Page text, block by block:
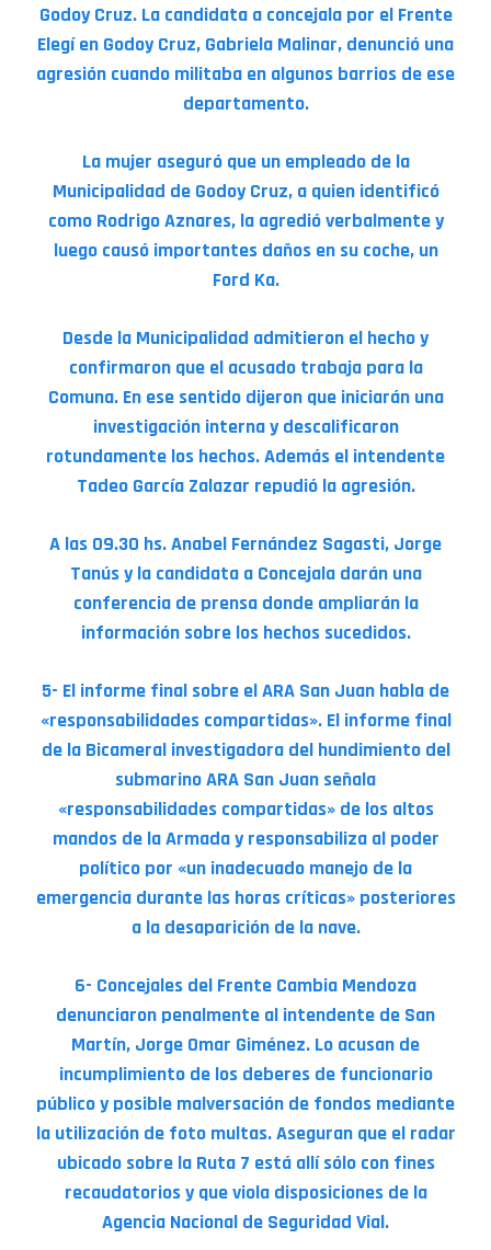
Godoy Cruz. La candidata a concejala por el Frente
Elegí en Godoy Cruz, Gabriela Malinar, denunció una
agresión cuando militaba en algunos barrios de ese
departamento.
La mujer aseguró que un empleado de la
Municipalidad de Godoy Cruz, a quien identificó
como Rodrigo Aznares, la agredió verbalmente y
luego causó importantes daños en su coche, un
Ford Ka.
Desde la Municipalidad admitieron el hecho y
confirmaron que el acusado trabaja para la
Comuna. En ese sentido dijeron que iniciarán una
investigación interna y descalificaron
rotundamente los hechos. Además el intendente
Tadeo García Zalazar repudió la agresión.
A las 09.30 hs. Anabel Fernández Sagasti, Jorge
Tanús y la candidata a Concejala darán una
conferencia de prensa donde ampliarán la
información sobre los hechos sucedidos.
5- El informe final sobre el ARA San Juan habla de
«responsabilidades compartidas». El informe final
de la Bicameral investigadora del hundimiento del
submarino ARA San Juan señala
«responsabilidades compartidas» de los altos
mandos de la Armada y responsabiliza al poder
político por «un inadecuado manejo de la
emergencia durante las horas críticas» posteriores
a la desaparición de la nave.
6- Concejales del Frente Cambia Mendoza
denunciaron penalmente al intendente de San
Martín, Jorge Omar Giménez. Lo acusan de
incumplimiento de los deberes de funcionario
público y posible malversación de fondos mediante
la utilización de foto multas. Aseguran que el radar
ubicado sobre la Ruta 7 está allí sólo con fines
recaudatorios y que viola disposiciones de la
Agencia Nacional de Seguridad Vial.